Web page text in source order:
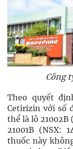
Công
Theo quyết
Cetirizin với số
thể là lô 21002B
21001B (NSX:
thuốc này